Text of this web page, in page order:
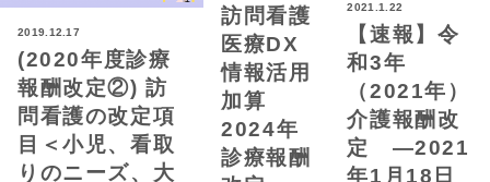
2019.12.17
(2020年度診療
報酬改定②) 訪
問看護の改定項
目＜小児、看取
りのニーズ、大
訪問看護
医療DX
情報活用
加算
2024年
診療報酬
2021.1.22
【速報】令
和3年
（2021年）
介護報酬改
定 —2021
年1月18日